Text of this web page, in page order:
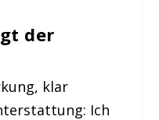
der
klar
Ich